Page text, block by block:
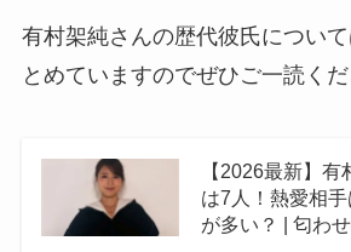
有村架純さんの歴代彼氏につい
とめていますのでぜひご一読くだ
【2026最新】
は7人！熱愛相
が多い？ | 匂わ